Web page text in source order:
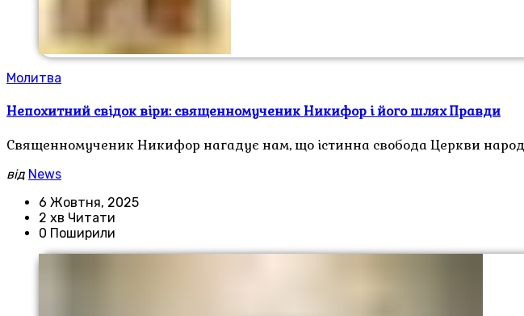
Молитва
Непохитний свідок віри: священномученик Никифор і його шлях Правди
Священномученик Никифор нагадує нам, що істинна свобода Церкви
від News
6 Жовтня, 2025
2 хв Читати
0 Поширили